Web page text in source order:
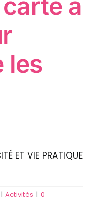
les
ET VIE PRATIQUE
| Activités | 0